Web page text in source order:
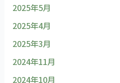
2025年5月
2025年4月
2025年3月
2024年11月
2024年10月